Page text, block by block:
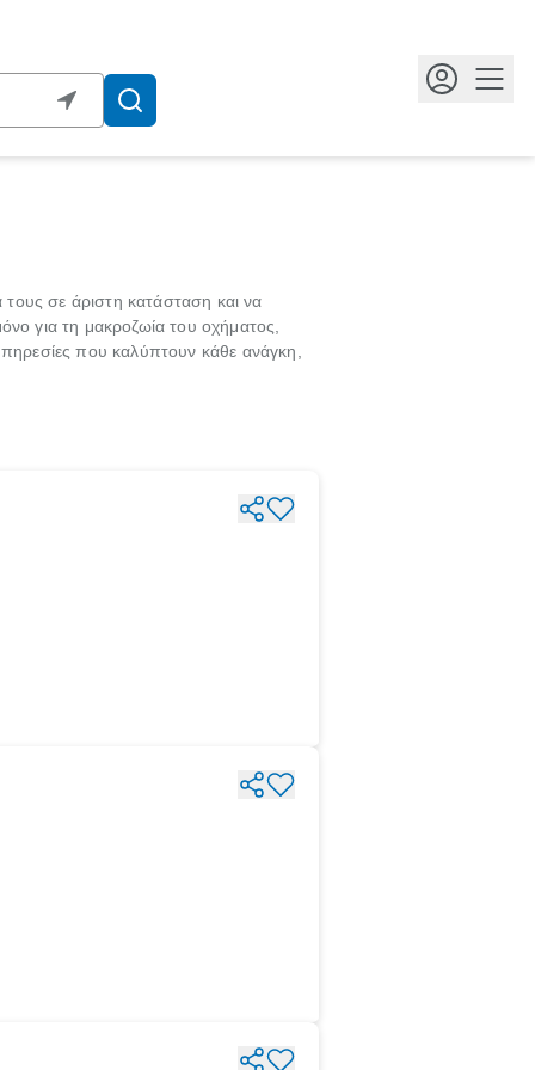
σε άριστη κατάσταση και να
για τη μακροζωία του οχήματος,
που καλύπτουν κάθε ανάγκη,